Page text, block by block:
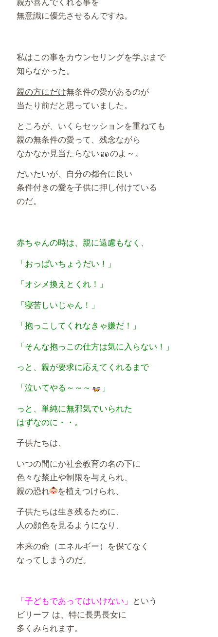
無意識に優先させるんですね。
私はこの事をカウンセリングを学ぶまで
知らなかった。
親の方にだけ無条件の愛があるのが
当たり前だと思っていました。
ところが、いくらセッションを重ねても
親の無条件の愛って、残念ながら
なかなか見当たらない
のよ～。
だいたいが、自分の都合に良い
条件付きの愛を子供に押し付けている
のだ。
赤ちゃんの時は、親に遠慮もなく、
「おっぱいちょうだい！」
「オシメ換えとくれ！」
「寝苦しいじゃん！」
「抱っこしてくれなきゃ嫌だ！」
「そんな抱っこの仕方は気に入らない！」
っと、親が要求に応えてくれるまで
「泣いてやる～～～
」
っと、単純に無邪気でいられた
はずなのに・・。
子供たちは、
いつの間にか社会教育の名の下に
色々な禁止や制限を与えられ、
親の恐れ
を植えつけられ、
子供たちは生き残るために、
人の顔色を見るようになり、
本来の命（エネルギー）を保てなく
なってしまうのだ。
「子どもであってはいけない」 という
ビリーフ は、特に長男長女に
多くみられます。